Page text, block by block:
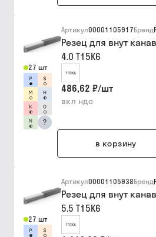
27 шт
?
Артикул00001105917Бренд
Резец для внут
4.0 Т15К6
486,62 ₽/шт
вкл ндс
в корзину
27 шт
Артикул00001105938Бренд
Резец для внут
5.5 Т15К6